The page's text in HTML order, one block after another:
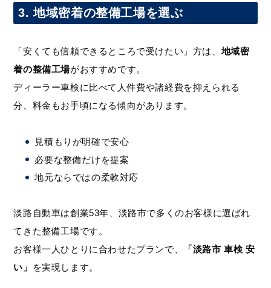
3. 地域密着の整備工場を選ぶ
「安くても信頼できるところで受けたい」方は、地域密
着の整備工場がおすすめです。
ディーラー車検に比べて人件費や諸経費を抑えられる
分、料金もお手頃になる傾向があります。
見積もりが明確で安心
必要な整備だけを提案
地元ならではの柔軟対応
淡路自動車は創業53年、淡路市で多くのお客様に選ばれ
てきた整備工場です。
お客様一人ひとりに合わせたプランで、
「淡路市 車検 安
い」
を実現します。